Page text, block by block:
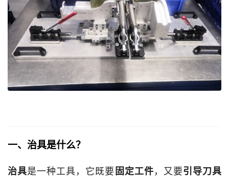
一、治具是什么？
治具是一种工具，它既要固定工件，又要引导刀具